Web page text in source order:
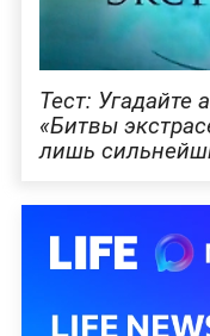
Тест: Угадайте
«Битвы
лишь